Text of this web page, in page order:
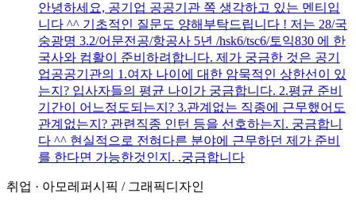
안녕하세요, 공기업 공공기관 쪽 생각하고 있는 멘티입
니다 ^^ 기초적인 질문도 양해부탁드립니다 ! 저는 28/국
숭광명 3.2/어문전공/항공사 5년 /hsk6/tsc6/토익830 에 한
국사와 컴활이 준비하려합니다. 제가 궁금한 것은 공기
업공공기관의 1.여자 나이에 대한 암묵적인 상한선이 있
는지? 입사자들의 평균 나이가 궁금합니다. 2.평균 준비
기간이 어느정도되는지? 3.관계없는 직종에 근무했어도
관계없는지? 관련직종 인턴 등을 선호하는지. 궁금합니
다 ^^ 현실적으로 전혀다른 분야에 근무하던 제가 준비
를 한다면 가능한것인지. .궁금합니다
취업 · 아모레퍼시픽 / 그래픽디자인